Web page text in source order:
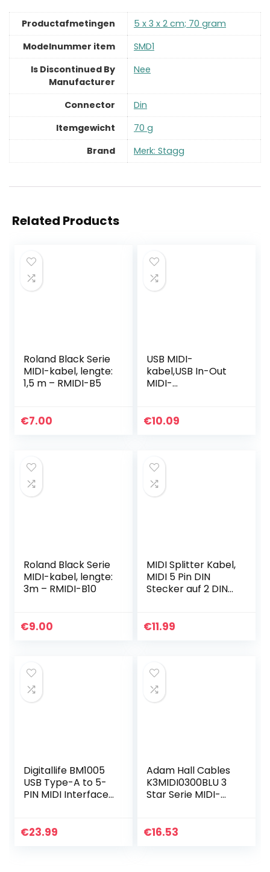
Productafmetingen
‎5 x 3 x 2 cm; 70 gram
Modelnummer item
‎SMD1
Is Discontinued By
Manufacturer
‎Nee
Connector
‎Din
Itemgewicht
‎70 g
Brand
Merk: Stagg
Related Products
Roland Black Serie
MIDI-kabel, lengte:
1,5 m – RMIDI-B5
€7.00
USB MIDI-
kabel,USB In-Out
MIDI-
Toetsenbord Piano
Toetsenbord…
€10.09
Roland Black Serie
MIDI-kabel, lengte:
3m – RMIDI-B10
€9.00
MIDI Splitter Kabel,
MIDI 5 Pin DIN
Stecker auf 2 DIN
Kopfhörer Stereo
€11.99
Digitallife BM1005
USB Type-A to 5-
PIN MIDI Interface
€23.99
Adam Hall Cables
K3MIDI0300BLU 3
Star Serie MIDI-
€16.53